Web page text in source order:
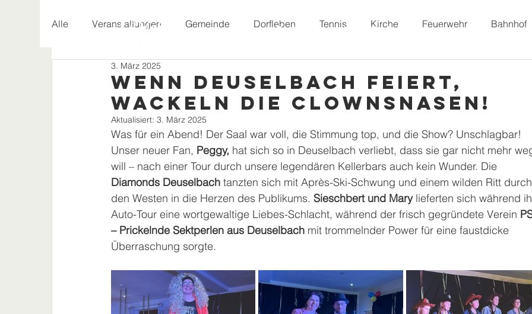
Dorffunk Unser Dorf Vereine Freizeit
Alle Veranstaltungen Gemeinde Dorfleben Tennis Kirche Feuerwehr Bahnhof
GeschichteWenn Deuselbach feiert,
wackeln die Clownsnasen!
3. März 2025
Aktualisiert: 3. März 2025
Was für ein Abend! Der Saal war voll, die Stimmung top, und die Show? Unschlagbar!
Unser neuer Fan, Peggy, hat sich so in Deuselbach verliebt, dass sie gar nicht mehr
will – nach einer Tour durch unsere legendären Kellerbars auch kein Wunder. Die
Diamonds Deuselbach tanzten sich mit Après-Ski-Schwung und einem wilden Ritt
den Westen in die Herzen des Publikums. Sieschbert und Mary lieferten sich während
Auto-Tour eine wortgewaltige Liebes-Schlacht, während der frisch gegründete Verein
– Prickelnde Sektperlen aus Deuselbach mit trommelnder Power für eine faustdicke
Überraschung sorgte.